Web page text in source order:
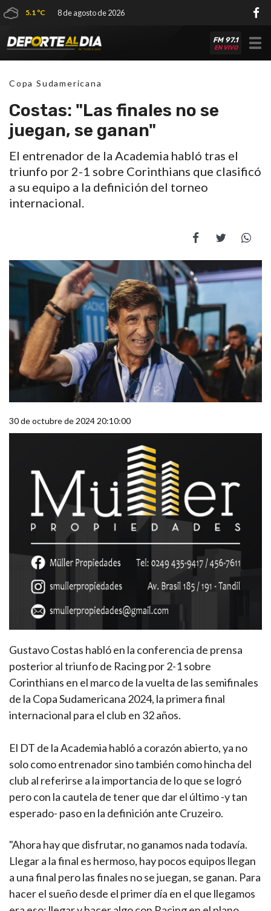
5.1 ºC 8 de agosto de 2026
FM 97.1
EN VIVO
Copa Sudamericana
Costas: "Las finales no se
juegan, se ganan"
El entrenador de la Academia habló tras el
triunfo por 2-1 sobre Corinthians que clasificó
a su equipo a la definición del torneo
internacional.
30 de octubre de 2024 20:10:00
Gustavo Costas habló en la conferencia de prensa
posterior al triunfo de Racing por 2-1 sobre
Corinthians en el marco de la vuelta de las semifinales
de la Copa Sudamericana 2024, la primera final
internacional para el club en 32 años.
El DT de la Academia habló a corazón abierto, ya no
solo como entrenador sino también como hincha del
club al referirse a la importancia de lo que se logró
pero con la cautela de tener que dar el último -y tan
esperado- paso en la definición ante Cruzeiro.
"Ahora hay que disfrutar, no ganamos nada todavía.
Llegar a la final es hermoso, hay pocos equipos llegan
a una final pero las finales no se juegan, se ganan. Para
hacer el sueño desde el primer día en el que llegamos